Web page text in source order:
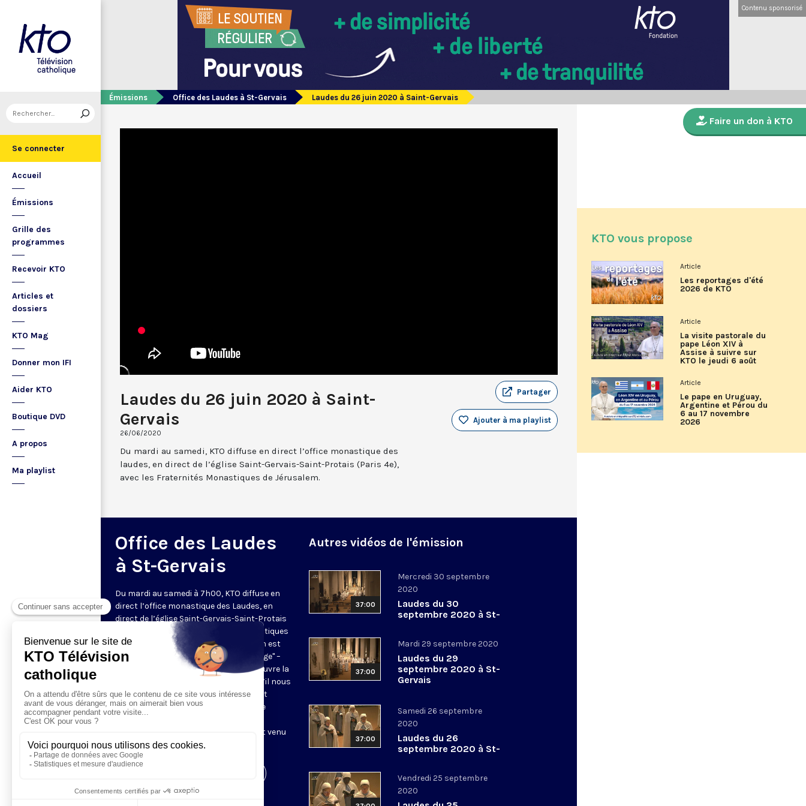
Se connecter
Accueil
Émissions
Grille des
programmes
Recevoir KTO
Articles et
dossiers
KTO Mag
Donner mon IFI
Aider KTO
Boutique DVD
A propos
Ma playlist
Contenu sponsorisé
Émissions Office des Laudes à St-Gervais Laudes du 26 juin 2020 à Saint-Gervais
Laudes du 26 juin 2020 à Saint-
Gervais
26/06/2020
Partager
Ajouter à ma playlist
Du mardi au samedi, KTO diffuse en direct l’office monastique des
laudes, en direct de l’église Saint-Gervais-Saint-Protais (Paris 4e),
avec les Fraternités Monastiques de Jérusalem.
Office des Laudes
à St-Gervais
Du mardi au samedi à 7h00, KTO diffuse en
direct l’office monastique des Laudes, en
direct de l’église Saint-Gervais-Saint-Protais
(Paris IVe), avec les Fraternités Monastiques
de Jérusalem. Les Laudes – dont le nom est
dérivé du terme latin qui signifie "louange" –
sont d’abord la prière de louange qui ouvre la
journée pour remercier Dieu du don qu’il nous
fait de ce jour nouveau, et le placer tout
entier sous son regard. Mais son heure
Résurrection du Seigneur, "soleil levant venu
nous visiter" (Lc 1,28).
Autres vidéos de l'émission
37:00
Mercredi 30 septembre
2020
Laudes du 30
septembre 2020 à St-
37:00
Mardi 29 septembre 2020
Laudes du 29
septembre 2020 à St-
Gervais
37:00
Samedi 26 septembre
2020
Laudes du 26
septembre 2020 à St-
Vendredi 25 septembre
2020
Faire un don à KTO
KTO vous propose
Article
Les reportages d'été
2026 de KTO
Article
La visite pastorale du
pape Léon XIV à
Assise à suivre sur
KTO le jeudi 6 août
Article
Le pape en Uruguay,
Argentine et Pérou du
6 au 17 novembre
2026